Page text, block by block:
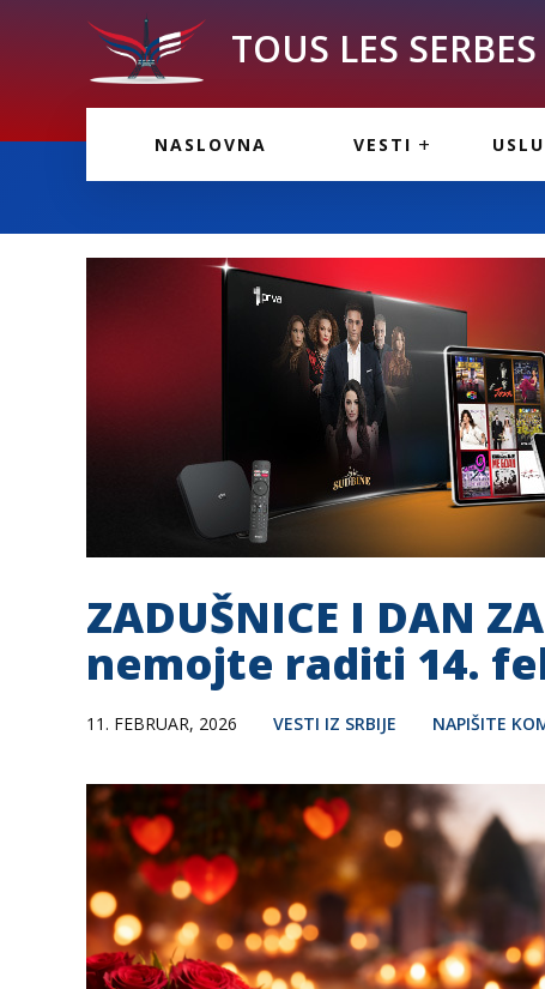
TOUS LES
NASLOVNA VESTI
ZADUŠNICE I DAN
nemojte raditi 14.
11. FEBRUAR, 2026 VESTI IZ SRBIJE NAPIŠITE